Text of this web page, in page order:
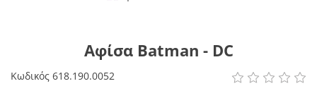
Αφίσα Batman - DC
Κωδικός 618.190.0052